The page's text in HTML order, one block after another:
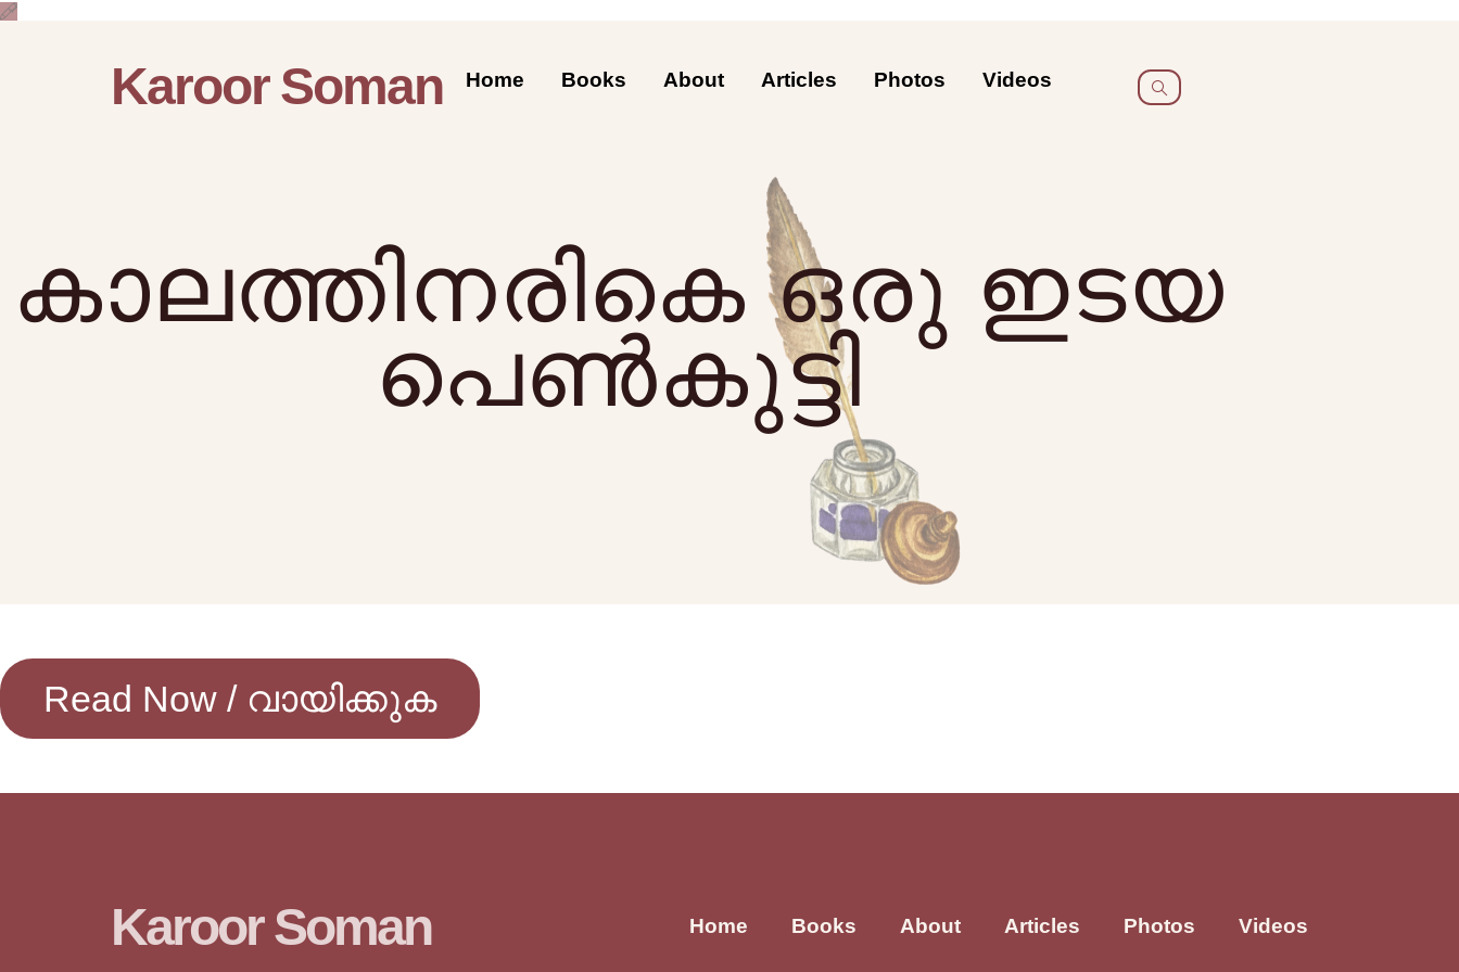
Karoor Soman Home Books About Articles Photos Videos
കാലത്തിനരികെ ഒരു ഇടയ
പെൺകുട്ടി
Read Now / വായിക്കുക
Karoor Soman Home Books About Articles Photos Videos